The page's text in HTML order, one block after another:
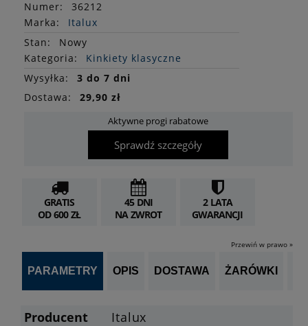
Numer:
36212
Marka:
Italux
Stan:
Nowy
Kategoria:
Kinkiety klasyczne
Wysyłka:
3 do 7 dni
Dostawa:
29,90 zł
Aktywne progi rabatowe
Sprawdź szczegóły
GRATIS
OD 600 ZŁ
45 DNI
NA ZWROT
2 LATA
GWARANCJI
Przewiń w prawo »
PARAMETRY OPIS DOSTAWA ŻARÓWKI
Producent
Italux